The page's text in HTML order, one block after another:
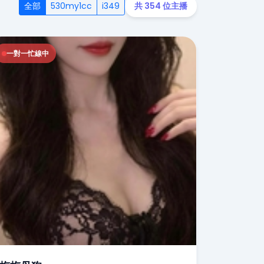
全部 530my1cc i349 共 354 位主播
一對一忙線中